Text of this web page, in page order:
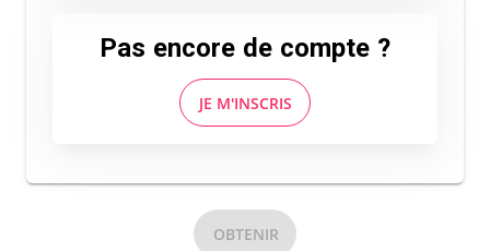
Pas encore de compte ?
JE M'INSCRIS
OBTENIR